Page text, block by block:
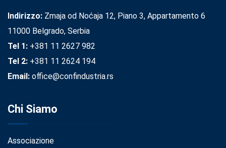
Indirizzo: Zmaja od Noćaja 12, Piano 3, Appartamento 6
11000 Belgrado, Serbia
Tel 1: +381 11 2627 982
Tel 2: +381 11 2624 194
Email: office@confindustria.rs
Chi Siamo
Associazione